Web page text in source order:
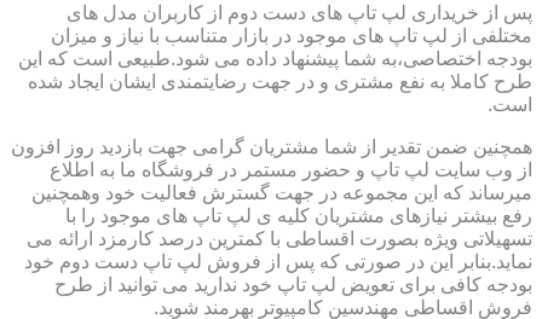
پس از خریداری لپ تاپ های دست دوم از کاربران مدل های
مختلفی از لپ تاپ های موجود در بازار متناسب با نیاز و میزان
بودجه اختصاصی،به شما پیشنهاد داده می شود.طبیعی است که این
طرح کاملا به نفع مشتری و در جهت رضایتمندی ایشان ایجاد شده
است.
همچنین ضمن تقدیر از شما مشتریان گرامی جهت بازدید روز افزون
از وب سایت لپ تاپ و حضور مستمر در فروشگاه ما به اطلاع
میرساند که این مجموعه در جهت گسترش فعالیت خود وهمچنین
رفع بیشتر نیازهای مشتریان کلیه ی لپ تاپ های موجود را با
تسهیلاتی ویژه بصورت اقساطی با کمترین درصد کارمزد ارائه می
نماید.بنابر این در صورتی که پس از فروش لپ تاپ دست دوم خود
بودجه کافی برای تعویض لپ تاپ خود ندارید می توانید از طرح
فروش اقساطی مهندسین کامپیوتر بهرمند شوید.